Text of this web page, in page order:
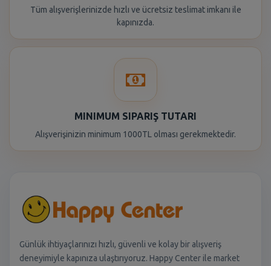
Tüm alışverişlerinizde hızlı ve ücretsiz teslimat imkanı ile
kapınızda.
MINIMUM SIPARIŞ TUTARI
Alışverişinizin minimum 1000TL olması gerekmektedir.
Günlük ihtiyaçlarınızı hızlı, güvenli ve kolay bir alışveriş
deneyimiyle kapınıza ulaştırıyoruz. Happy Center ile market